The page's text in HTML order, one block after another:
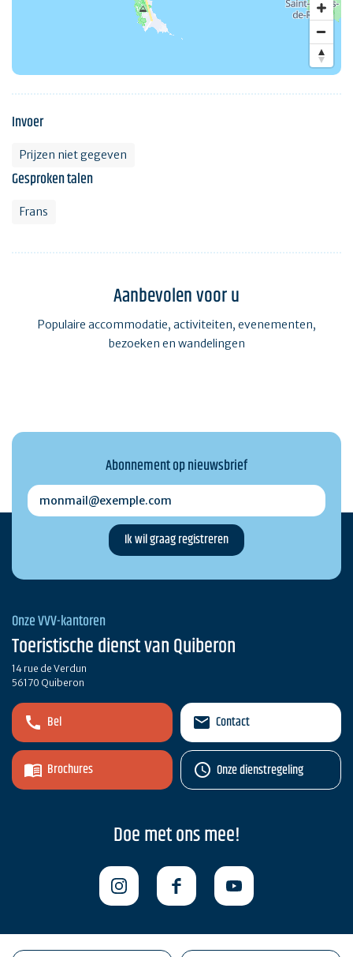
Invoer
Prijzen niet gegeven
Gesproken talen
Frans
Aanbevolen voor u
Populaire accommodatie, activiteiten, evenementen,
bezoeken en wandelingen
Abonnement op nieuwsbrief
monmail@exemple.com
Onze VVV-kantoren
Toeristische dienst van Quiberon
14 rue de Verdun
56170 Quiberon
Bel
Brochures
Contact
Onze dienstregeling
Doe met ons mee!